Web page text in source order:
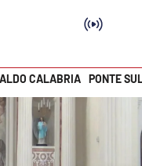
CALABRIA PONTE